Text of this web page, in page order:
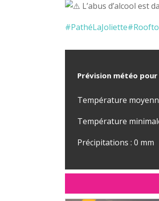
L’abus d’alcool est
#PathéLaJoliette
Prévision météo
Température
Température
Précipitations : 0 mm